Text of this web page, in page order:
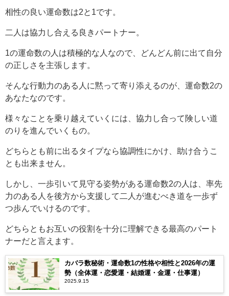
相性の良い運命数は2と1です。
二人は協力し合える良きパートナー。
1の運命数の人は積極的な人なので、どんどん前に出て自分
の正しさを主張します。
そんな行動力のある人に黙って寄り添えるのが、運命数2の
あなたなのです。
様々なことを乗り越えていくには、協力し合って険しい道
のりを進んでいくもの。
どちらとも前に出るタイプなら協調性にかけ、助け合うこ
とも出来ません。
しかし、一歩引いて見守る姿勢がある運命数2の人は、率先
力のある人を後方から支援して二人が進むべき道を一歩ず
つ歩んでいけるのです。
どちらともお互いの役割を十分に理解できる最高のパート
ナーだと言えます。
カバラ数秘術・運命数1の性格や相性と2026年の運
勢（全体運・恋愛運・結婚運・金運・仕事運）
2025.9.15